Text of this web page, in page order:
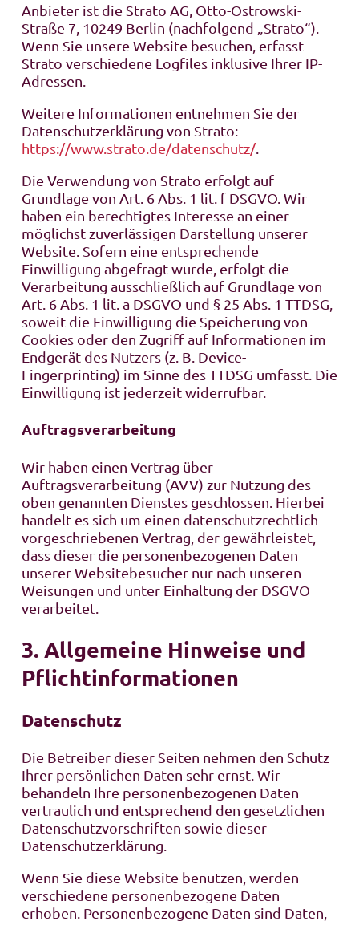
Anbieter ist die Strato AG, Otto-Ostrowski-
Straße 7, 10249 Berlin (nachfolgend „Strato“).
Wenn Sie unsere Website besuchen, erfasst
Strato verschiedene Logfiles inklusive Ihrer IP-
Adressen.
Weitere Informationen entnehmen Sie der
Datenschutzerklärung von Strato:
https://www.strato.de/datenschutz/.
Die Verwendung von Strato erfolgt auf
Grundlage von Art. 6 Abs. 1 lit. f DSGVO. Wir
haben ein berechtigtes Interesse an einer
möglichst zuverlässigen Darstellung unserer
Website. Sofern eine entsprechende
Einwilligung abgefragt wurde, erfolgt die
Verarbeitung ausschließlich auf Grundlage von
Art. 6 Abs. 1 lit. a DSGVO und § 25 Abs. 1 TTDSG,
soweit die Einwilligung die Speicherung von
Cookies oder den Zugriff auf Informationen im
Endgerät des Nutzers (z. B. Device-
Fingerprinting) im Sinne des TTDSG umfasst. Die
Einwilligung ist jederzeit widerrufbar.
Auftragsverarbeitung
Wir haben einen Vertrag über
Auftragsverarbeitung (AVV) zur Nutzung des
oben genannten Dienstes geschlossen. Hierbei
handelt es sich um einen datenschutzrechtlich
vorgeschriebenen Vertrag, der gewährleistet,
dass dieser die personenbezogenen Daten
unserer Websitebesucher nur nach unseren
Weisungen und unter Einhaltung der DSGVO
verarbeitet.
3. Allgemeine Hinweise und
Pflicht­informationen
Datenschutz
Die Betreiber dieser Seiten nehmen den Schutz
Ihrer persönlichen Daten sehr ernst. Wir
behandeln Ihre personenbezogenen Daten
vertraulich und entsprechend den gesetzlichen
Datenschutzvorschriften sowie dieser
Datenschutzerklärung.
Wenn Sie diese Website benutzen, werden
verschiedene personenbezogene Daten
erhoben. Personenbezogene Daten sind Daten,